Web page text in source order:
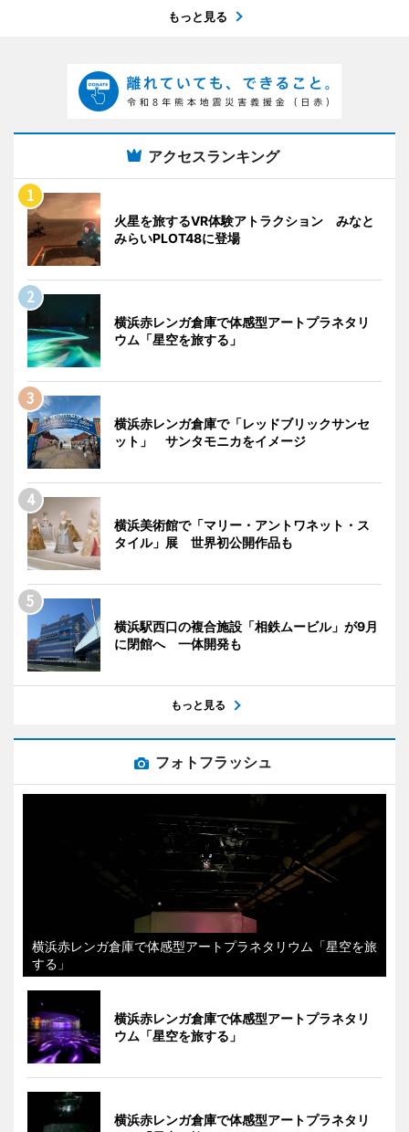
もっと見る
アクセスランキング
火星を旅するVR体験アトラクション みなと
みらいPLOT48に登場
横浜赤レンガ倉庫で体感型アートプラネタリ
ウム「星空を旅する」
横浜赤レンガ倉庫で「レッドブリックサンセ
ット」 サンタモニカをイメージ
横浜美術館で「マリー・アントワネット・ス
タイル」展 世界初公開作品も
横浜駅西口の複合施設「相鉄ムービル」が9月
に閉館へ 一体開発も
もっと見る
フォトフラッシュ
横浜赤レンガ倉庫で体感型アートプラネタリウム「星空を旅
する」
横浜赤レンガ倉庫で体感型アートプラネタリ
ウム「星空を旅する」
横浜赤レンガ倉庫で体感型アートプラネタリ